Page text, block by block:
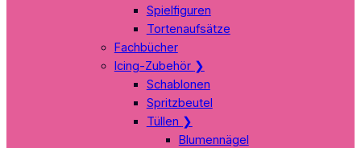
Spielfiguren
Tortenaufsätze
Fachbücher
Icing-Zubehör ❯
Schablonen
Spritzbeutel
Tüllen ❯
Blumennägel